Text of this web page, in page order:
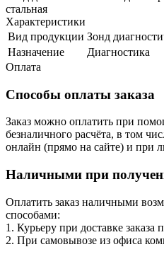
стальная
Характеристики
Вид продукции Зонд
Назначение
Диагностика
Оплата
Способы оплаты заказа
Заказ можно оплатить при
безналичного расчёта, в том
онлайн (прямо на сайте) и при
Наличными при
Оплатить заказ наличными
способами:
1. Курьеру при доставке заказа
2. При самовывозе из офиса